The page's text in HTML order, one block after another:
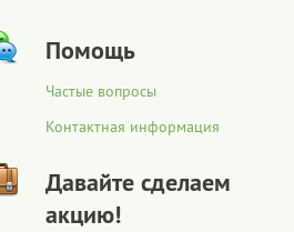
Помощь
Частые вопросы
Контактная информация
Давайте сделаем
акцию!